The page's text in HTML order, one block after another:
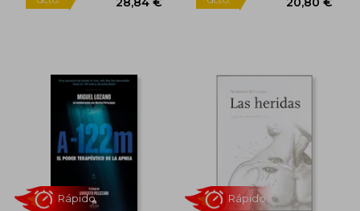
5%
dcto. 28,84 €